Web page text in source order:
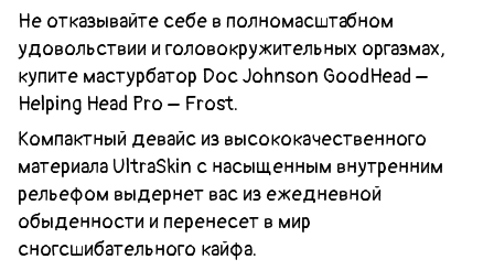
Не отказывайте себе в полномасштабном
удовольствии и головокружительных оргазмах,
купите мастурбатор Doc Johnson GoodHead –
Helping Head Pro – Frost.
Компактный девайс из высококачественного
материала UltraSkin с насыщенным внутренним
рельефом выдернет вас из ежедневной
обыденности и перенесет в мир
сногсшибательного кайфа.